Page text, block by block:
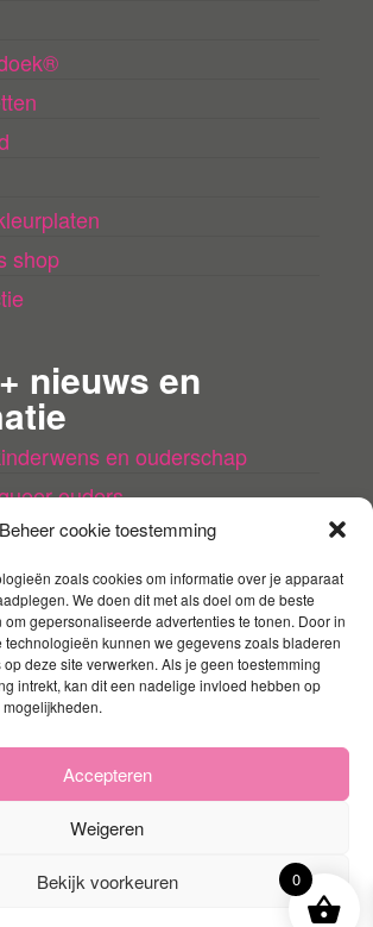
Beheer cookie toestemming
zoals cookies om informatie over je apparaat
We doen dit met als doel om de beste
gepersonaliseerde advertenties te tonen. Door in
technologieën kunnen we gegevens zoals bladeren
deze site verwerken. Als je geen toestemming
intrekt, kan dit een nadelige invloed hebben op
Accepteren
Weigeren
Bekijk voorkeuren
shop
nieuws en
en ouderschap
ouders
doorWordPress
Envo
0